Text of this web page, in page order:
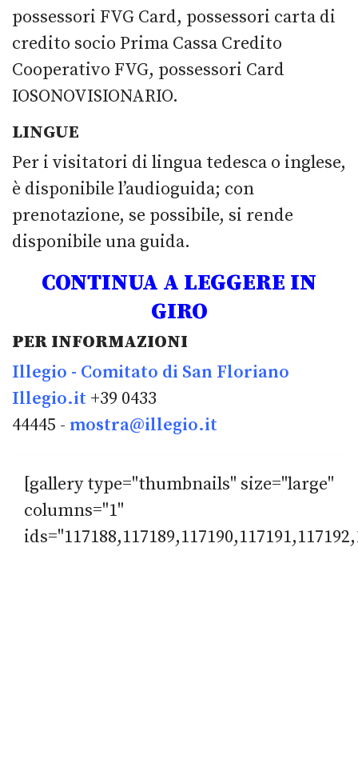
possessori FVG Card, possessori carta di
credito socio Prima Cassa Credito
Cooperativo FVG, possessori Card
IOSONOVISIONARIO.
LINGUE
Per i visitatori di lingua tedesca o inglese,
è disponibile l’audioguida; con
prenotazione, se possibile, si rende
disponibile una guida.
CONTINUA A LEGGERE IN
GIRO
PER INFORMAZIONI
Illegio - Comitato di San Floriano
Illegio.it +39 0433
44445 - mostra@illegio.it
[gallery type="thumbnails" size="large"
columns="1"